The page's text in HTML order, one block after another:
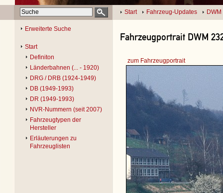
Start Fahrzeug-Updates
Erweiterte Suche
Start
Definiton
Länderbahnen (... - 1920)
DRG / DRB (1924-1949)
DB (1949-1993)
DR (1949-1993)
NVR-Nummern (seit 2007)
Fahrzeugtypen der
Hersteller
Erläuterungen zu
Fahrzeuglisten
Fahrzeugportrait DWM
zum Fahrzeugportrait